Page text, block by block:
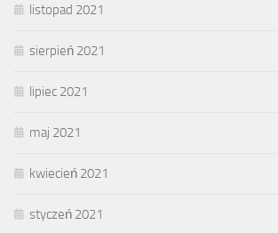
listopad 2021
sierpień 2021
lipiec 2021
maj 2021
kwiecień 2021
styczeń 2021